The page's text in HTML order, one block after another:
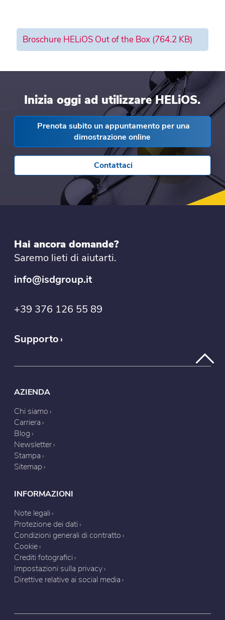
Broschure HELiOS Out of the Box (764.2 KB)
Inizia oggi ad utilizzare HELiOS.
Prenota subito un appuntamento per una
dimostrazione online
Contattaci
Hai ancora domande?
Saremo lieti di aiutarti.
info@isdgroup.it
+39 376 126 55 89
Supporto
AZIENDA
Chi siamo
Carriera
Blog
Newsletter
Stampa
Sitemap
INFORMAZIONI
Note legali
Protezione dei dati
Condizioni generali di contratto
Cookie
Crediti fotografici
Impostazioni sulla privacy
Direttive relative ai social media